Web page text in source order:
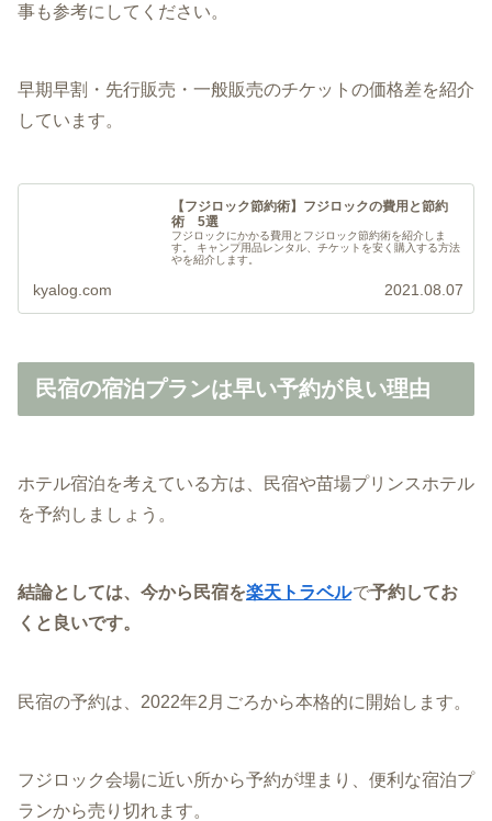
事も参考にしてください。
早期早割・先行販売・一般販売のチケットの価格差を紹介
しています。
【フジロック節約術】フジロックの費用と節約
術 5選
フジロックにかかる費用とフジロック節約術を紹介しま
す。 キャンプ用品レンタル、チケットを安く購入する方法
やを紹介します。
kyalog.com 2021.08.07
民宿の宿泊プランは早い予約が良い理由
ホテル宿泊を考えている方は、民宿や苗場プリンスホテル
を予約しましょう。
結論としては、今から民宿を楽天トラベルで予約してお
くと良いです。
民宿の予約は、2022年2月ごろから本格的に開始します。
フジロック会場に近い所から予約が埋まり、便利な宿泊プ
ランから売り切れます。